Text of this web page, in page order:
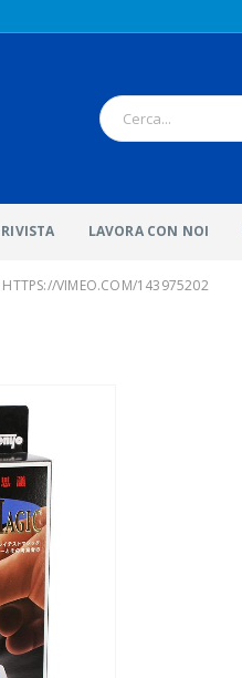
RIVISTA LAVORA CON NOI
HTTPS://VIMEO.COM/143975202